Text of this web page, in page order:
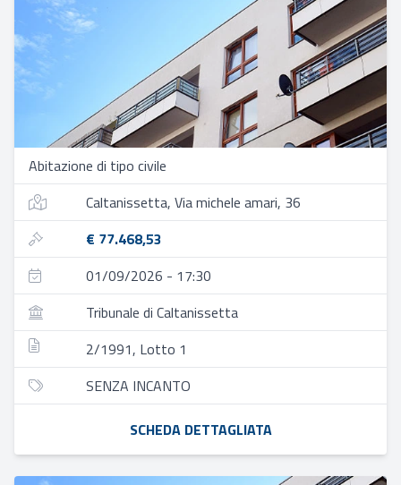
Abitazione di tipo civile
Caltanissetta, Via michele amari, 36
€ 77.468,53
01/09/2026 - 17:30
Tribunale di Caltanissetta
2/1991, Lotto 1
SENZA INCANTO
SCHEDA DETTAGLIATA